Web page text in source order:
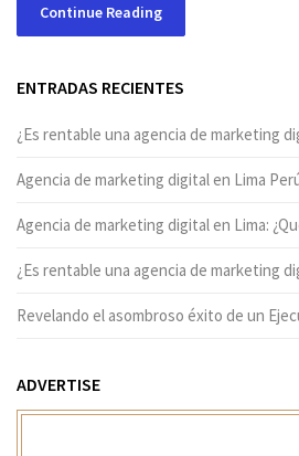
Continue Reading
ENTRADAS RECIENTES
¿Es rentable una agencia de marketing
Agencia de marketing digital en Lima
Agencia de marketing digital en Lima:
¿Es rentable una agencia de marketing
Revelando el asombroso éxito de un
ADVERTISE